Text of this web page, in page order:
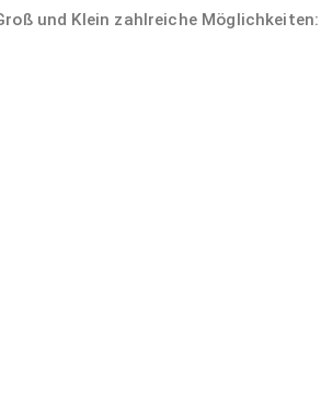
und Klein zahlreiche Möglichkeiten: